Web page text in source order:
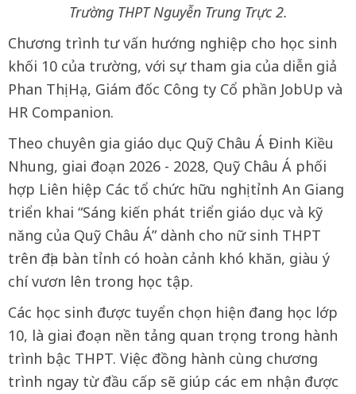
Trường THPT Nguyễn Trung Trực 2.
Chương trình tư vấn hướng nghiệp cho học sinh
khối 10 của trường, với sự tham gia của diễn giả
Phan Thị Hạ, Giám đốc Công ty Cổ phần JobUp và
HR Companion.
Theo chuyên gia giáo dục Quỹ Châu Á Đinh Kiều
Nhung, giai đoạn 2026 - 2028, Quỹ Châu Á phối
hợp Liên hiệp Các tổ chức hữu nghị tỉnh An Giang
triển khai “Sáng kiến phát triển giáo dục và kỹ
năng của Quỹ Châu Á” dành cho nữ sinh THPT
trên địa bàn tỉnh có hoàn cảnh khó khăn, giàu ý
chí vươn lên trong học tập.
Các học sinh được tuyển chọn hiện đang học lớp
10, là giai đoạn nền tảng quan trọng trong hành
trình bậc THPT. Việc đồng hành cùng chương
trình ngay từ đầu cấp sẽ giúp các em nhận được